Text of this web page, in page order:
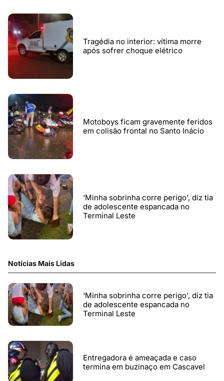
Tragédia no interior: vítima morre
após sofrer choque elétrico
Motoboys ficam gravemente feridos
em colisão frontal no Santo Inácio
‘Minha sobrinha corre perigo', diz tia
de adolescente espancada no
Terminal Leste
Notícias Mais Lidas
‘Minha sobrinha corre perigo', diz tia
de adolescente espancada no
Terminal Leste
Entregadora é ameaçada e caso
termina em buzinaço em Cascavel